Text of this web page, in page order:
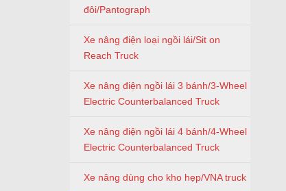
đôi/Pantograph
Xe nâng điện loại ngồi lái/Sit on
Reach Truck
Xe nâng điện ngồi lái 3 bánh/3-Wheel
Electric Counterbalanced Truck
Xe nâng điện ngồi lái 4 bánh/4-Wheel
Electric Counterbalanced Truck
Xe nâng dùng cho kho hẹp/VNA truck